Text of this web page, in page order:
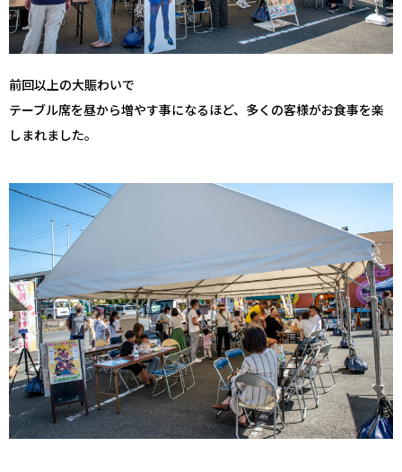
前回以上の大賑わいで
テーブル席を昼から増やす事になるほど、多くの客様がお食事を楽
しまれました。